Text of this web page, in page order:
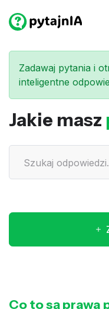
Zadawaj pytania i
inteligentne
Jakie masz
Co to są prawa